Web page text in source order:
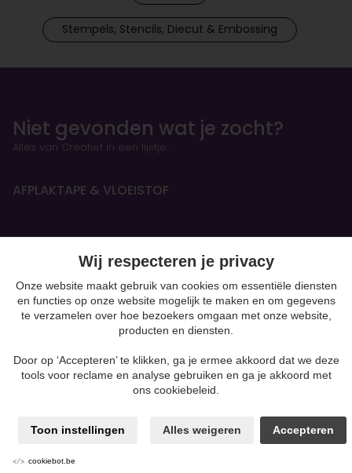
Stempels, Stencils, Diecut & Embossing
Niet gevonden wat je zocht?
Alles van Creatief in een lijstje.
AFPLAKTAPE & VLOEISTOF
HANDBOEKEN & OEFENSCHRIFTEN
BOETSEREN & GIETEN
Gips
Klei-soorten
Kaarsen & Zeep maken
Producten voor Pouring
Wij respecteren je privacy
Onze website maakt gebruik van cookies om essentiële diensten
en functies op onze website mogelijk te maken en om gegevens
te verzamelen over hoe bezoekers omgaan met onze website,
producten en diensten.
Door op ‘Accepteren’ te klikken, ga je ermee akkoord dat we deze
tools voor reclame en analyse gebruiken en ga je akkoord met
ons cookiebeleid.
Toon instellingen Alles weigeren Accepteren
cookiebot.be